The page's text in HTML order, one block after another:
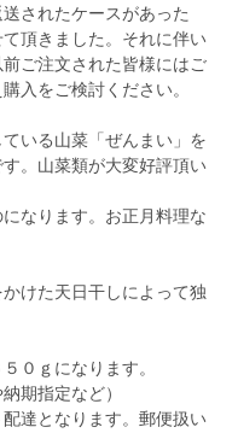
されたケースがあった
頂きました。それに伴い
ご注文された皆様にはご
入をご検討ください。
いる山菜「ぜんまい」を
。山菜類が大変好評頂い
なります。お正月料理な
けた天日干しによって独
０ｇになります。
期指定など）
達となります。郵便扱い